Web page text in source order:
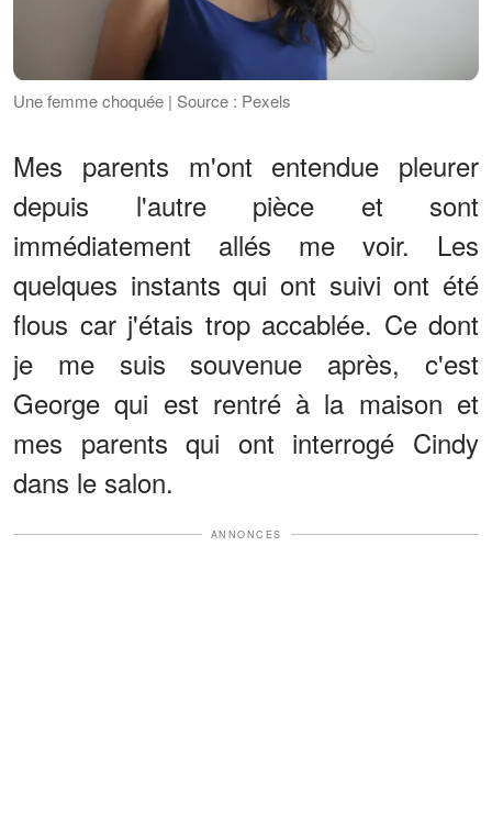
Une femme choquée | Source : Pexels
Mes parents m'ont entendue pleurer
depuis l'autre pièce et sont
immédiatement allés me voir. Les
quelques instants qui ont suivi ont été
flous car j'étais trop accablée. Ce dont
je me suis souvenue après, c'est
George qui est rentré à la maison et
mes parents qui ont interrogé Cindy
dans le salon.
ANNONCES